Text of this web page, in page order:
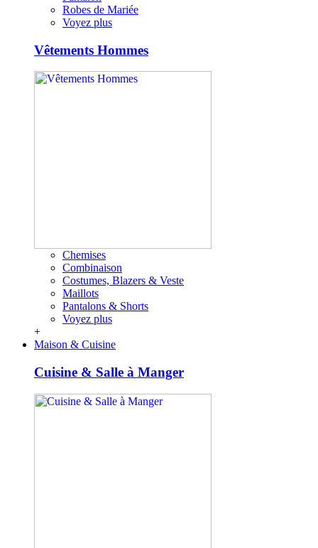
Robes de Mariée
Voyez plus
Vêtements Hommes
Chemises
Combinaison
Costumes, Blazers & Veste
Maillots
Pantalons & Shorts
Voyez plus
+
Maison & Cuisine
Cuisine & Salle à Manger